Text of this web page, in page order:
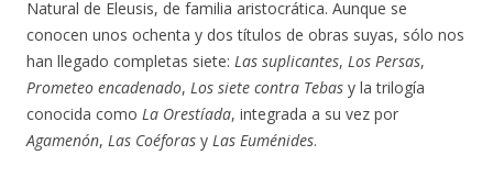
Natural de Eleusis, de familia aristocrática. Aunque se
conocen unos ochenta y dos títulos de obras suyas, sólo nos
han llegado completas siete: Las suplicantes, Los Persas,
Prometeo encadenado, Los siete contra Tebas y la trilogía
conocida como La Orestíada, integrada a su vez por
Agamenón, Las Coéforas y Las Euménides.